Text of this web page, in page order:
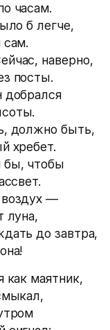
часам.
б легче,
наверно,
посты.
добрался
должно быть,
хребет.
бы, чтобы
—
луна,
до завтра,
как маятник,